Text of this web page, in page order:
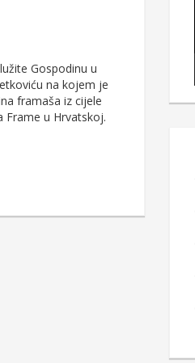
Gospodinu u
na kojem je
framaša iz cijele
Frame u Hrvatskoj.